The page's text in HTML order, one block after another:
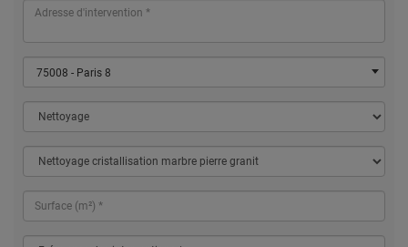
75008 - Paris 8